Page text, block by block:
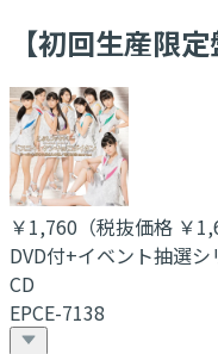
【初回生産限定
￥1,760 （税抜価格 ￥
DVD付+イベント抽選
CD
EPCE-7138